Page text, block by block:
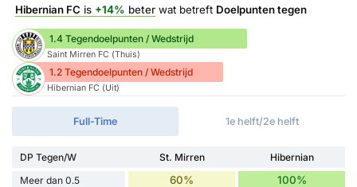
Hibernian FC is +14% beter wat betreft Doelpunten tegen
1.4 Tegendoelpunten / Wedstrijd
Saint Mirren FC (Thuis)
1.2 Tegendoelpunten / Wedstrijd
Hibernian FC (Uit)
Full-Time 1e helft/2e helft
DP Tegen/W St. Mirren
Hibernian
Meer dan 0.5
60% 100%